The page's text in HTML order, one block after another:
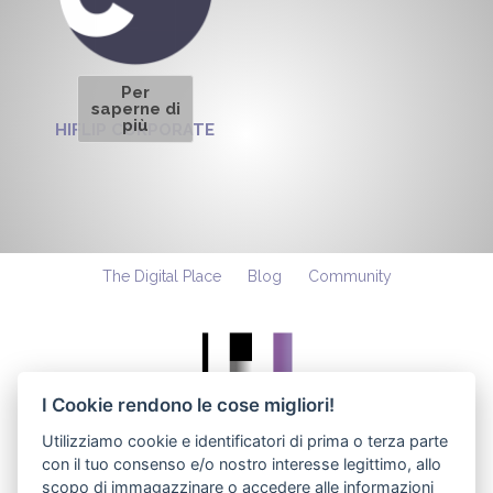
Per
saperne di
più
HIFLIP CORPORATE
The Digital Place Blog Community
Accedi Registrati Contatti
I Cookie rendono le cose migliori!
Utilizziamo cookie e identificatori di prima o terza parte
con il tuo consenso e/o nostro interesse legittimo, allo
scopo di immagazzinare o accedere alle informazioni